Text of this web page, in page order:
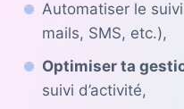
Automatiser le
mails, SMS, etc.),
Optimiser ta
suivi d’activité,